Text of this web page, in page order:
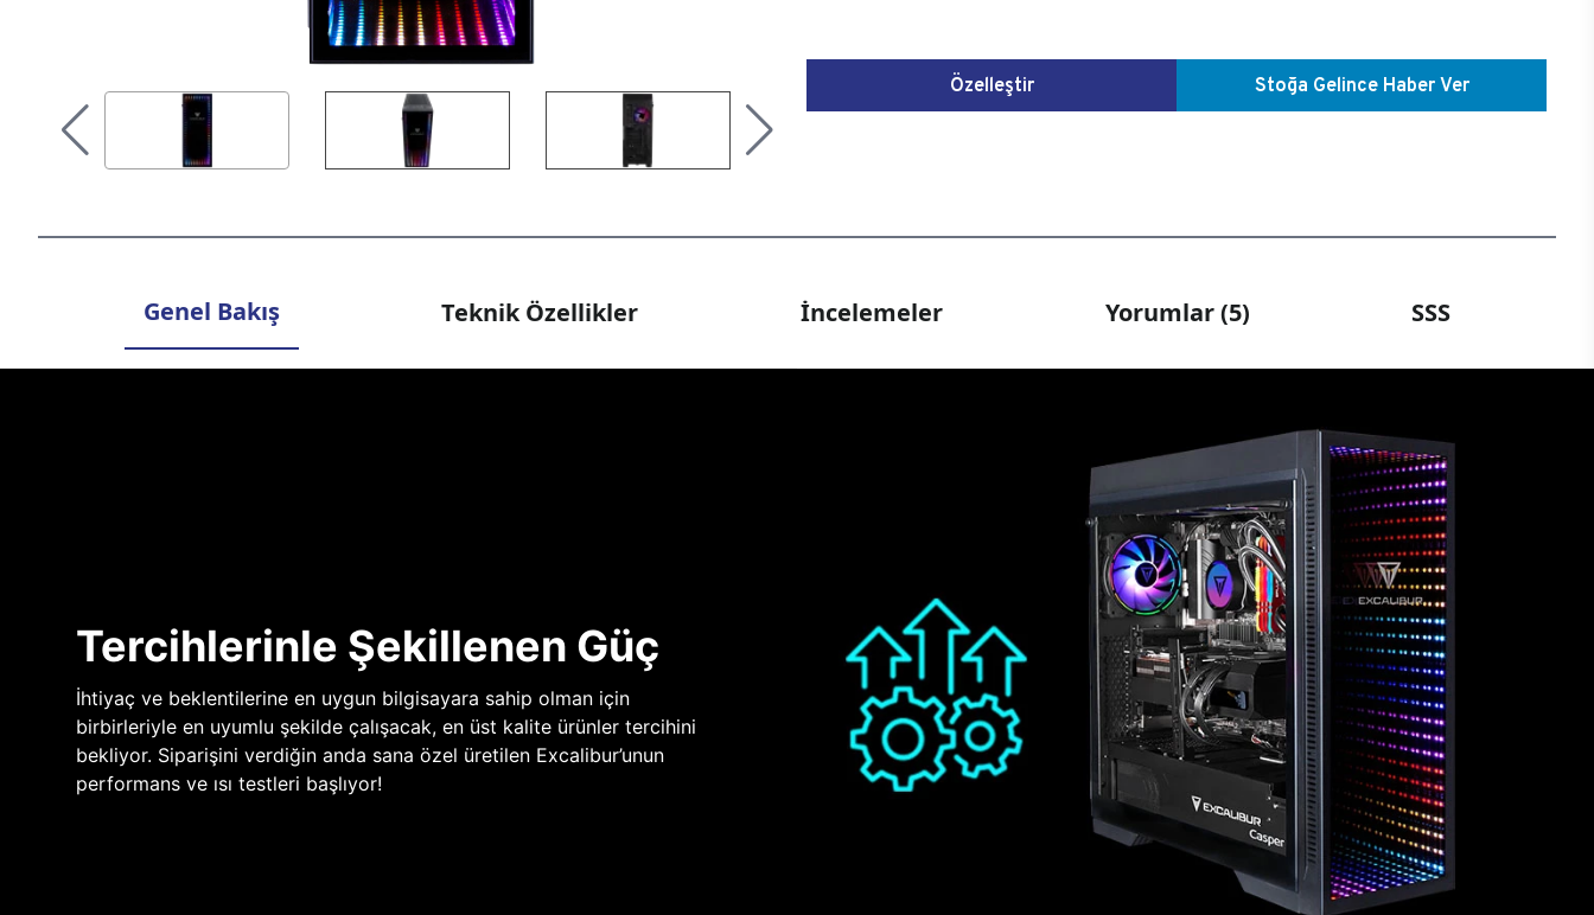
Özelleştir Stoğa Gelince Haber Ver
Genel Bakış Teknik Özellikler İncelemeler Yorumlar (5) SSS
Tercihlerinle Şekillenen Güç
İhtiyaç ve beklentilerine en uygun bilgisayara sahip olman için
birbirleriyle en uyumlu şekilde çalışacak, en üst kalite ürünler tercihini
bekliyor. Siparişini verdiğin anda sana özel üretilen Excalibur’unun
performans ve ısı testleri başlıyor!